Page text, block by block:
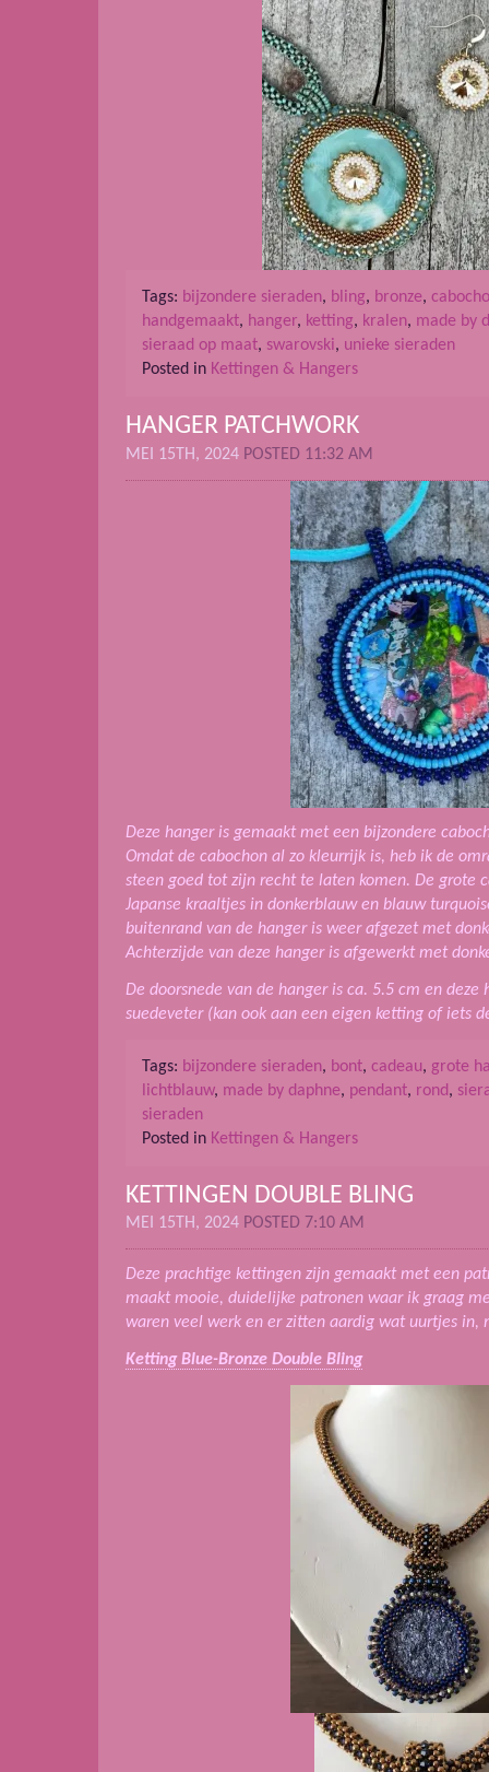
Tags: bijzondere sieraden, bling, bronze,
handgemaakt, hanger, ketting, kralen, made by
sieraad op maat, swarovski, unieke sieraden
Posted in Kettingen & Hangers
HANGER PATCHWORK
MEI 15TH, 2024 POSTED 11:32 AM
Deze hanger is gemaakt met een bijzondere
Omdat de cabochon al zo kleurrijk is, heb ik de
steen goed tot zijn recht te laten komen. De grote
Japanse kraaltjes in donkerblauw en blauw
buitenrand van de hanger is weer afgezet met
Achterzijde van deze hanger is afgewerkt met
De doorsnede van de hanger is ca. 5.5 cm en deze
suedeveter (kan ook aan een eigen ketting of iets
Tags: bijzondere sieraden, bont, cadeau, grote
lichtblauw, made by daphne, pendant, rond,
sieraden
Posted in Kettingen & Hangers
KETTINGEN DOUBLE BLING
MEI 15TH, 2024 POSTED 7:10 AM
Deze prachtige kettingen zijn gemaakt met een
maakt mooie, duidelijke patronen waar ik graag
waren veel werk en er zitten aardig wat uurtjes in,
Ketting Blue-Bronze Double Bling